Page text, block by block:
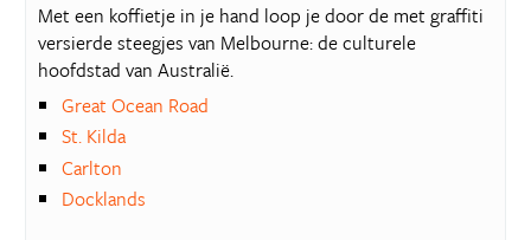
Met een koffietje in je hand loop je door de met graffiti
versierde steegjes van Melbourne: de culturele
hoofdstad van Australië.
Great Ocean Road
St. Kilda
Carlton
Docklands